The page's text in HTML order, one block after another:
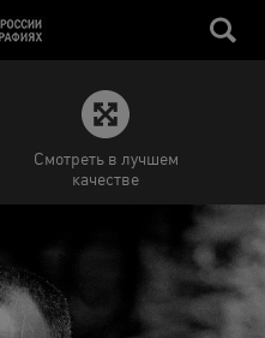
Смотреть в лучшем
качестве